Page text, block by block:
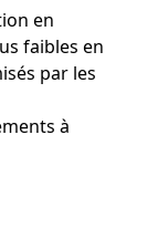
en
faibles en
par les
à